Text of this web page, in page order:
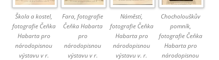
Škola a kostel,
fotografie Čeňka
Habarta pro
národopisnou
výstavu v r.
Fara, fotografie
Čeňka Habarta
pro
národopisnou
výstavu v r.
Náměstí,
fotografie Čeňka
Habarta pro
národopisnou
výstavu v. r.
Chocholouškův
pomník,
fotografie Čeňka
Habarta pro
národopisnou